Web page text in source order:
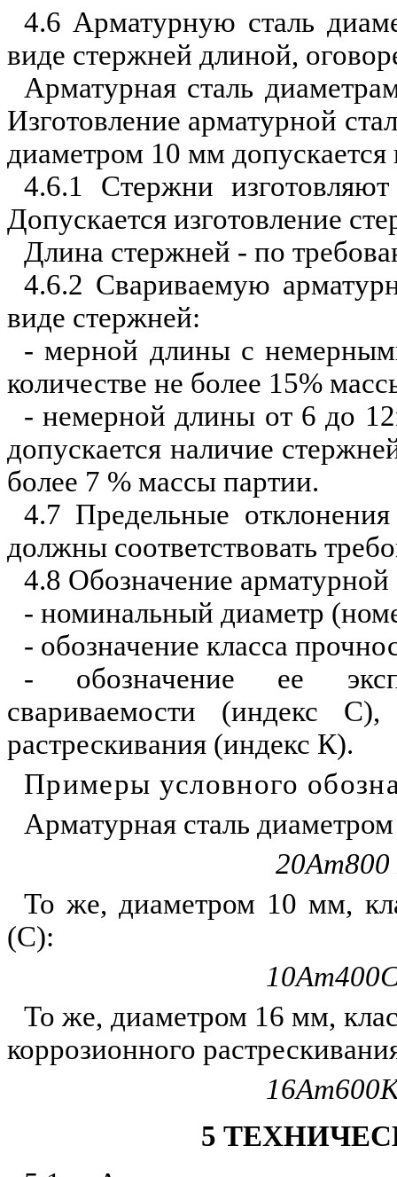
4.6 Арматурную сталь
виде стержней длиной,
Арматурная сталь
Изготовление арматурной
диаметром 10 мм допускается
4.6.1 Стержни
Допускается изготовление
Длина стержней - по
4.6.2 Свариваемую
виде стержней:
- мерной длины с
количестве не более 15%
- немерной длины от 6 до
допускается наличие
более 7 % массы партии.
4.7 Предельные
должны соответствовать
4.8 Обозначение
- номинальный диаметр
- обозначение класса
- обозначение ее
свариваемости (индекс С),
растрескивания (индекс К).
Примеры условного
Арматурная сталь
20Ат
То же, диаметром 10 мм,
(С):
1
То же, диаметром 16 мм,
коррозионного
16Ат600
5